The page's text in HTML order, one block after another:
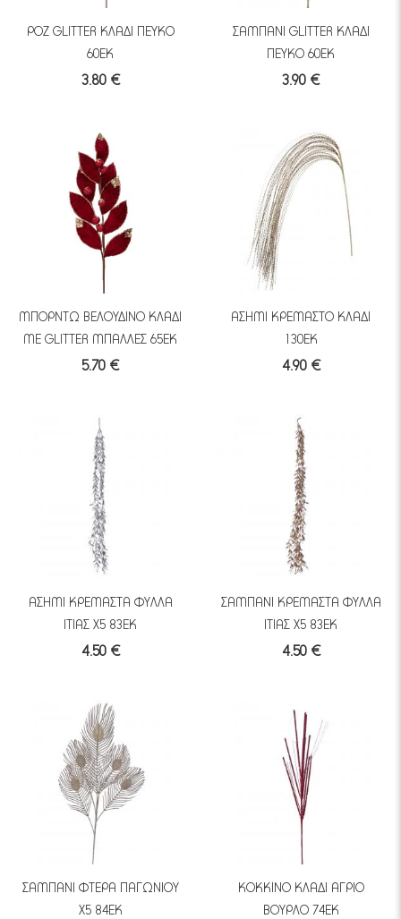
ΡΟΖ GLITTER ΚΛΑΔΙ ΠΕΥΚΟ
60ΕΚ
3.80 €
ΣΑΜΠΑΝΙ GLITTER ΚΛΑΔΙ
ΠΕΥΚΟ 60ΕΚ
3.90 €
ΜΠΟΡΝΤΩ ΒΕΛΟΥΔΙΝΟ ΚΛΑΔΙ
ΜΕ GLITTER ΜΠΑΛΛΕΣ 65ΕΚ
5.70 €
ΑΣΗΜΙ ΚΡΕΜΑΣΤΟ ΚΛΑΔΙ
130ΕΚ
4.90 €
ΑΣΗΜΙ ΚΡΕΜΑΣΤΑ ΦΥΛΛΑ
ΙΤΙΑΣ Χ5 83ΕΚ
4.50 €
ΣΑΜΠΑΝΙ ΚΡΕΜΑΣΤΑ ΦΥΛΛΑ
ΙΤΙΑΣ Χ5 83ΕΚ
4.50 €
ΣΑΜΠΑΝΙ ΦΤΕΡΑ ΠΑΓΩΝΙΟΥ
Χ5 84ΕΚ
ΚΟΚΚΙΝΟ ΚΛΑΔΙ ΑΓΡΙΟ
ΒΟΥΡΛΟ 74ΕΚ